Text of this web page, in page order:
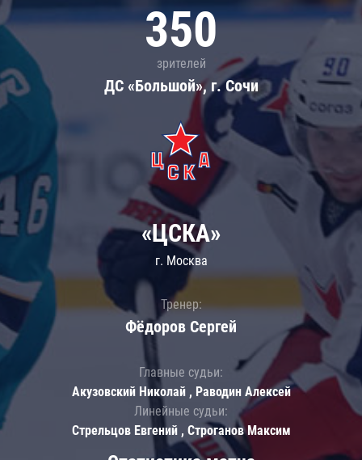
350
зрителей
ДС «Большой», г. Сочи
«ЦСКА»
г. Москва
Тренер:
Фёдоров Сергей
Главные судьи:
Акузовский Николай , Раводин Алексей
Линейные судьи:
Стрельцов Евгений , Строганов Максим